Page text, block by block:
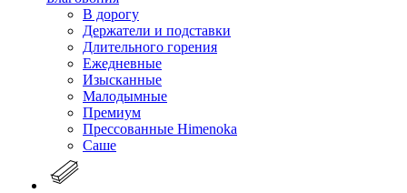
В дорогу
Держатели и подставки
Длительного горения
Ежедневные
Изысканные
Малодымные
Премиум
Прессованные Himenoka
Саше